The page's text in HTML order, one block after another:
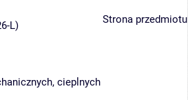
L)
cieplnych
Strona przedmiotu